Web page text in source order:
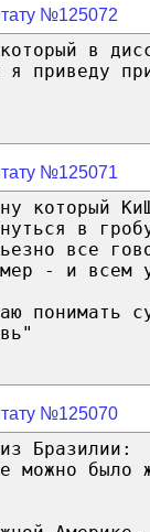
№125072
в
приведу
№125071
который
в
все
- и всем
понимать
№125070
Бразилии:
можно было